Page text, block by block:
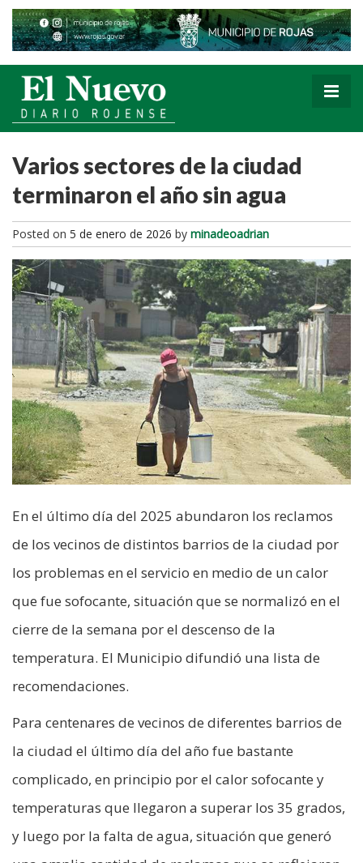
Varios sectores de la ciudad
terminaron el año sin agua
Posted on 5 de enero de 2026 by minadeoadrian
En el último día del 2025 abundaron los reclamos
de los vecinos de distintos barrios de la ciudad por
los problemas en el servicio en medio de un calor
que fue sofocante, situación que se normalizó en el
cierre de la semana por el descenso de la
temperatura. El Municipio difundió una lista de
recomendaciones.
Para centenares de vecinos de diferentes barrios de
la ciudad el último día del año fue bastante
complicado, en principio por el calor sofocante y
temperaturas que llegaron a superar los 35 grados,
y luego por la falta de agua, situación que generó